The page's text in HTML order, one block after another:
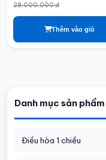
Danh mục sản phẩm
Điều hòa 1 chiều
28,000,000 đ
Thêm vào giỏ